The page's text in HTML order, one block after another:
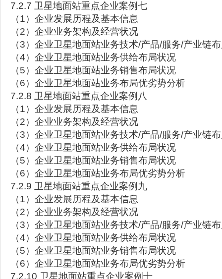
7.2.7 卫星地面站重点企业案例七
（1）企业发展历程及基本信息
（2）企业业务架构及经营状况
（3）企业卫星地面站业务技术/产品/服务/产业链
（4）企业卫星地面站业务供给布局状况
（5）企业卫星地面站业务销售布局状况
（6）企业卫星地面站业务布局优劣势分析
7.2.8 卫星地面站重点企业案例八
（1）企业发展历程及基本信息
（2）企业业务架构及经营状况
（3）企业卫星地面站业务技术/产品/服务/产业链
（4）企业卫星地面站业务供给布局状况
（5）企业卫星地面站业务销售布局状况
（6）企业卫星地面站业务布局优劣势分析
7.2.9 卫星地面站重点企业案例九
（1）企业发展历程及基本信息
（2）企业业务架构及经营状况
（3）企业卫星地面站业务技术/产品/服务/产业链
（4）企业卫星地面站业务供给布局状况
（5）企业卫星地面站业务销售布局状况
（6）企业卫星地面站业务布局优劣势分析
7.2.10 卫星地面站重点企业案例十